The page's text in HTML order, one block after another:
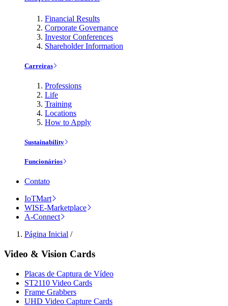
Financial Results
Corporate Governance
Investor Conferences
Shareholder Information
Carreiras
Professions
Life
Training
Locations
How to Apply
Sustainability
Funcionários
Contato
IoTMart
WISE-Marketplace
A-Connect
Página Inicial /
Video & Vision Cards
Placas de Captura de Vídeo
ST2110 Video Cards
Frame Grabbers
UHD Video Capture Cards